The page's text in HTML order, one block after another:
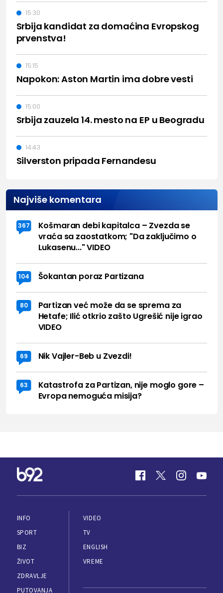
Srbija kandidat za domaćina Evropskog
prvenstva!
15:30
Napokon: Aston Martin ima dobre vesti
15:15
Srbija zauzela 14. mesto na EP u Beogradu
15:00
Silverston pripada Fernandesu
14:43
Najviše komentara
367
Košmaran debi kapitalca – Zvezda se
vraća sa zaostatkom; "Da zaključimo o
Lukasenu..." VIDEO
104 Šokantan poraz Partizana
80
Partizan već može da se sprema za
Hetafe; Ilić otkrio zašto Ugrešić nije igrao
VIDEO
69 Nik Vajler-Beb u Zvezdi!
63
Katastrofa za Partizan, nije moglo gore –
Evropa nemoguća misija?
INFO
SPORT
BIZ
ŽIVOT
ZDRAVLJE
PUTOVANJA
VIDEO
TV
ENGLISH
VREME